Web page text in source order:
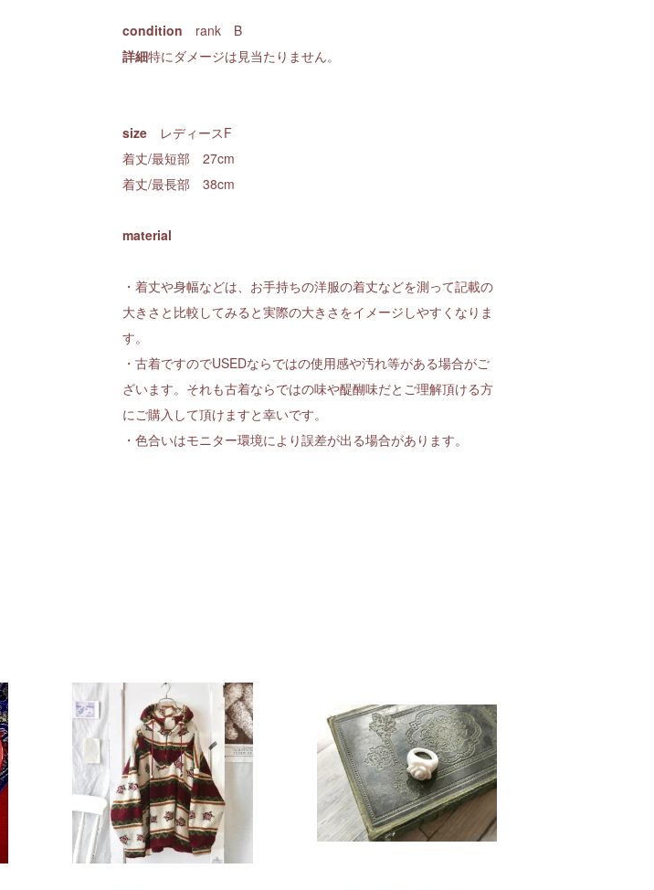
condition rank B
詳細特にダメージは見当たりません。
size レディースF
着丈/最短部 27cm
着丈/最長部 38cm
material
・着丈や身幅などは、お手持ちの洋服の着丈などを測って記載の
大きさと比較してみると実際の大きさをイメージしやすくなりま
す。
・古着ですのでUSEDならではの使用感や汚れ等がある場合がご
ざいます。それも古着ならではの味や醍醐味だとご理解頂ける方
にご購入して頂けますと幸いです。
・色合いはモニター環境により誤差が出る場合があります。